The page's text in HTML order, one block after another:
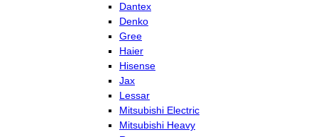
Dantex
Denko
Gree
Haier
Hisense
Jax
Lessar
Mitsubishi Electric
Mitsubishi Heavy